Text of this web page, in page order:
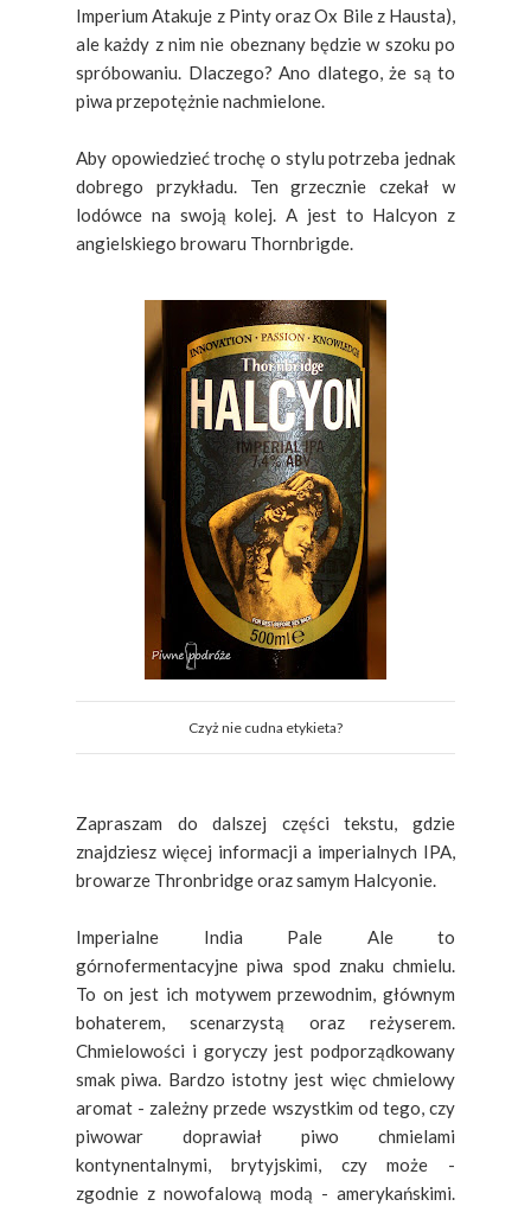
Imperium Atakuje z Pinty oraz Ox Bile z Hausta),
ale każdy z nim nie obeznany będzie w szoku po
spróbowaniu. Dlaczego? Ano dlatego, że są to
piwa przepotężnie nachmielone.
Aby opowiedzieć trochę o stylu potrzeba jednak
dobrego przykładu. Ten grzecznie czekał w
lodówce na swoją kolej. A jest to Halcyon z
angielskiego browaru Thornbrigde.
Czyż nie cudna etykieta?
Zapraszam do dalszej części tekstu, gdzie
znajdziesz więcej informacji a imperialnych IPA,
browarze Thronbridge oraz samym Halcyonie.
Imperialne India Pale Ale to
górnofermentacyjne piwa spod znaku chmielu.
To on jest ich motywem przewodnim, głównym
bohaterem, scenarzystą oraz reżyserem.
Chmielowości i goryczy jest podporządkowany
smak piwa. Bardzo istotny jest więc chmielowy
aromat - zależny przede wszystkim od tego, czy
piwowar doprawiał piwo chmielami
kontynentalnymi, brytyjskimi, czy może -
zgodnie z nowofalową modą - amerykańskimi.